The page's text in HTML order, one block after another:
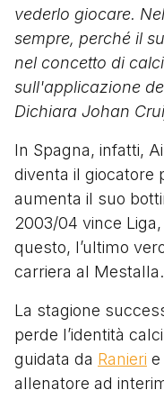
vederlo giocare.
sempre, perché il
nel concetto di
sull'applicazione
Dichiara Johan
In Spagna, infatti,
diventa il giocatore
aumenta il suo
2003/04 vince
questo, l’ultimo
carriera al Mestalla.
La stagione
perde l’identità
guidata da Ranieri e
allenatore ad